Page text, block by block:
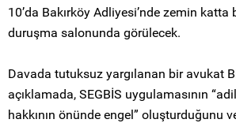
10’da Bakırköy Adliyesi’nde zemin
duruşma salonunda görülecek.
Davada tutuksuz yargılanan bir avukat
açıklamada, SEGBİS uygulamasının
hakkının önünde engel” oluşturduğunu